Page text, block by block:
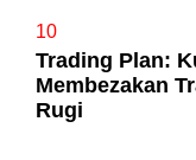
10
Trading Plan:
Membezakan
Rugi